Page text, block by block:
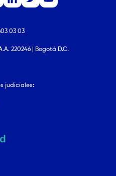
03 03
220246 | Bogotá D.C.
judiciales: